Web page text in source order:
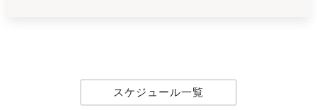
スケジュール一覧